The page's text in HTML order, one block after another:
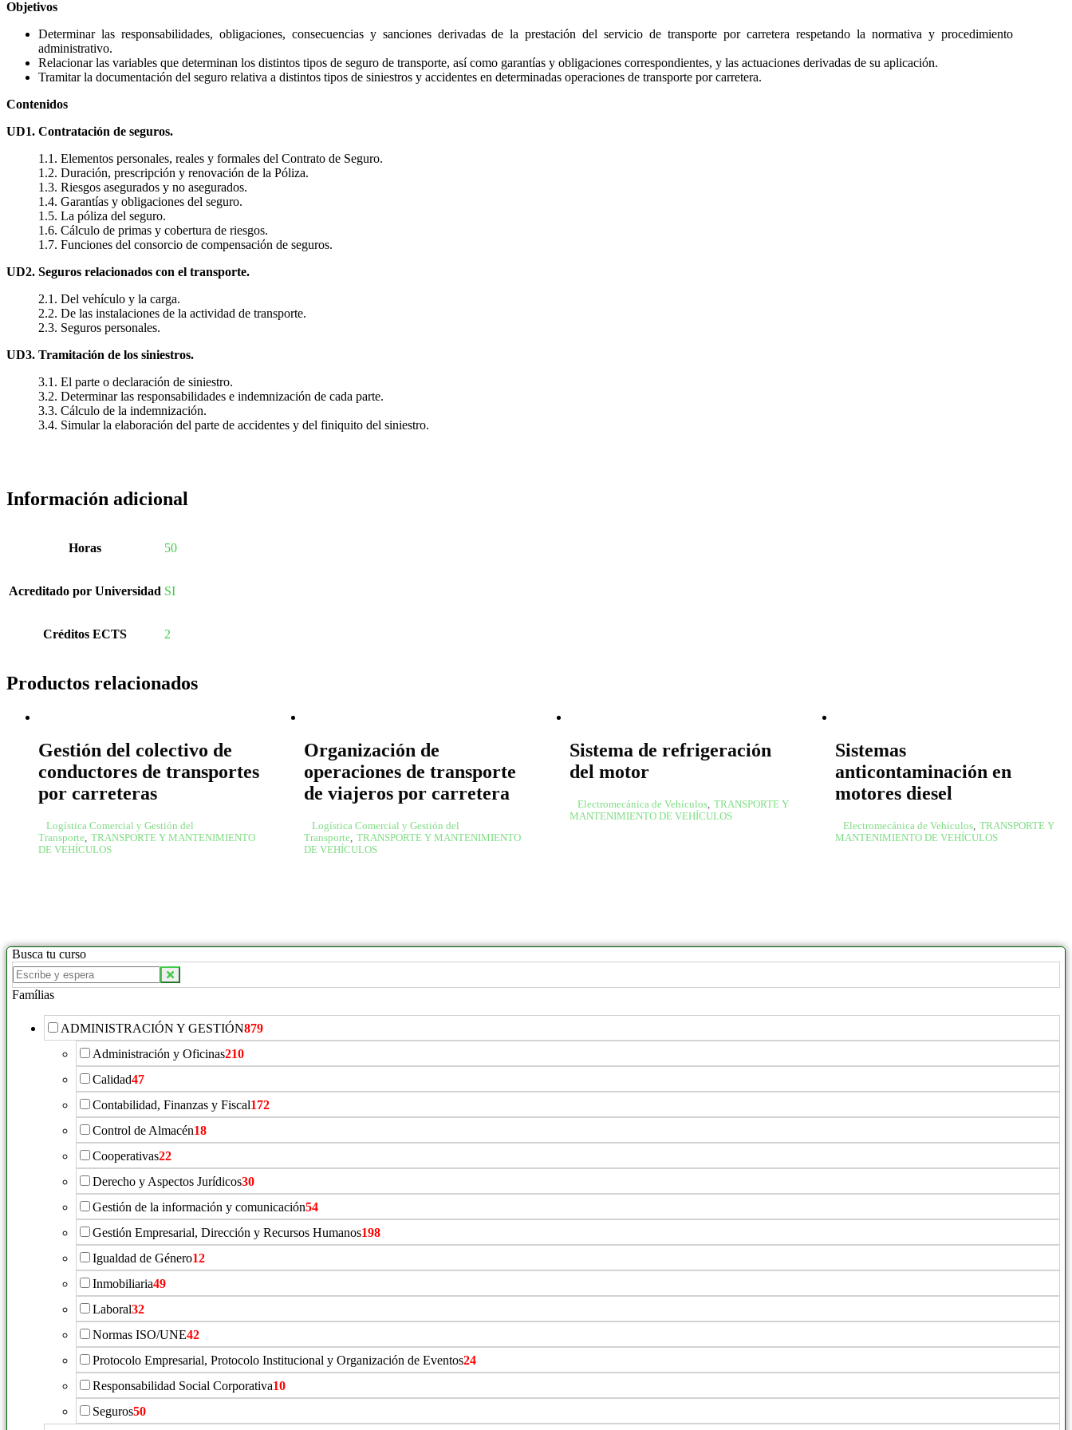
Objetivos
Determinar las responsabilidades, obligaciones, consecuencias y sanciones derivadas de la prestación del servicio de transporte por carretera respetando la normativa y procedimiento
administrativo.
Relacionar las variables que determinan los distintos tipos de seguro de transporte, así como garantías y obligaciones correspondientes, y las actuaciones derivadas de su aplicación.
Tramitar la documentación del seguro relativa a distintos tipos de siniestros y accidentes en determinadas operaciones de transporte por carretera.
Contenidos
UD1. Contratación de seguros.
1.1. Elementos personales, reales y formales del Contrato de Seguro.
1.2. Duración, prescripción y renovación de la Póliza.
1.3. Riesgos asegurados y no asegurados.
1.4. Garantías y obligaciones del seguro.
1.5. La póliza del seguro.
1.6. Cálculo de primas y cobertura de riesgos.
1.7. Funciones del consorcio de compensación de seguros.
UD2. Seguros relacionados con el transporte.
2.1. Del vehículo y la carga.
2.2. De las instalaciones de la actividad de transporte.
2.3. Seguros personales.
UD3. Tramitación de los siniestros.
3.1. El parte o declaración de siniestro.
3.2. Determinar las responsabilidades e indemnización de cada parte.
3.3. Cálculo de la indemnización.
3.4. Simular la elaboración del parte de accidentes y del finiquito del siniestro.
Información adicional
Horas 50
Acreditado por Universidad SI
Créditos ECTS 2
Productos relacionados
Gestión del colectivo de
conductores de transportes
por carreteras
Logística Comercial y Gestión del
Transporte, TRANSPORTE Y MANTENIMIENTO
DE VEHÍCULOS
Organización de
operaciones de transporte
de viajeros por carretera
Logística Comercial y Gestión del
Transporte, TRANSPORTE Y MANTENIMIENTO
DE VEHÍCULOS
Sistema de refrigeración
del motor
Electromecánica de Vehículos, TRANSPORTE Y
MANTENIMIENTO DE VEHÍCULOS
Sistemas
anticontaminación en
motores diesel
Electromecánica de Vehículos, TRANSPORTE Y
MANTENIMIENTO DE VEHÍCULOS
Busca tu curso
Famílias
ADMINISTRACIÓN Y GESTIÓN879
Administración y Oficinas210
Calidad47
Contabilidad, Finanzas y Fiscal172
Control de Almacén18
Cooperativas22
Derecho y Aspectos Jurídicos30
Gestión de la información y comunicación54
Gestión Empresarial, Dirección y Recursos Humanos198
Igualdad de Género12
Inmobiliaria49
Laboral32
Normas ISO/UNE42
Protocolo Empresarial, Protocolo Institucional y Organización de Eventos24
Responsabilidad Social Corporativa10
Seguros50